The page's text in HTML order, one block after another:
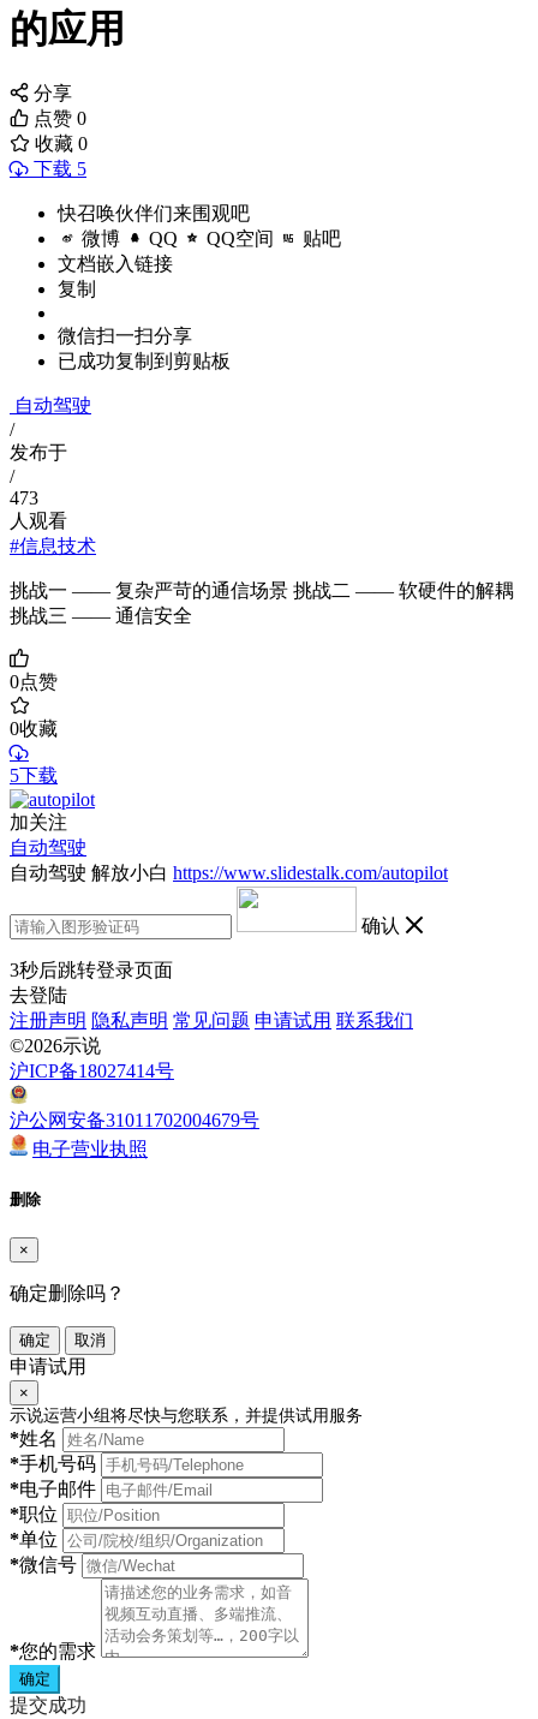
的应用
分享
点赞 0
收藏 0
下载 5
快召唤伙伴们来围观吧
微博 QQ QQ空间 贴吧
文档嵌入链接
复制
微信扫一扫分享
已成功复制到剪贴板
自动驾驶
/
发布于
/
473
人观看
#信息技术
挑战一 —— 复杂严苛的通信场景 挑战二 —— 软硬件的解耦
挑战三 —— 通信安全
0点赞
0收藏
5下载
加关注
自动驾驶
自动驾驶 解放小白 https://www.slidestalk.com/autopilot
确认
3秒后跳转登录页面
去登陆
注册声明 隐私声明 常见问题 申请试用 联系我们
©2026示说
沪ICP备18027414号
沪公网安备31011702004679号
电子营业执照
删除
×
确定删除吗？
确定 取消
申请试用
×
示说运营小组将尽快与您联系，并提供试用服务
*姓名
*手机号码
*电子邮件
*职位
*单位
*微信号
*您的需求
确定
提交成功